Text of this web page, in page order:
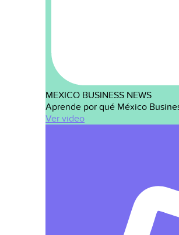
MEXICO BUSINESS NEWS
Aprende por qué México
Ver video